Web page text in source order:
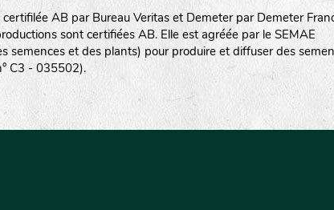
AB par Bureau Veritas et Demeter par Demeter
sont certifiées AB. Elle est agréée par le SEMAE
semences et des plants) pour produire et diffuser des
C3 - 035502).